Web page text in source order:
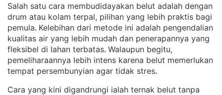
Salah satu cara membudidayakan belut adalah dengan
drum atau kolam terpal, pilihan yang lebih praktis bagi
pemula. Kelebihan dari metode ini adalah pengendalian
kualitas air yang lebih mudah dan penerapannya yang
fleksibel di lahan terbatas. Walaupun begitu,
pemeliharaannya lebih intens karena belut memerlukan
tempat persembunyian agar tidak stres.
Cara yang kini digandrungi ialah ternak belut tanpa